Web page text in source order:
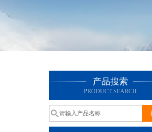
产品搜索
PRODUCT SEARCH